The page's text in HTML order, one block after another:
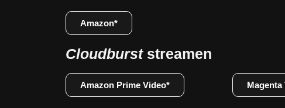
Amazon*
Cloudburststreamen
Amazon Prime Video* Magenta